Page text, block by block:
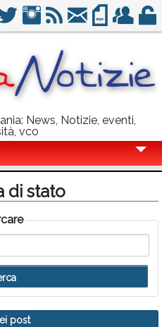
News, Notizie, eventi,
vco
di stato
post